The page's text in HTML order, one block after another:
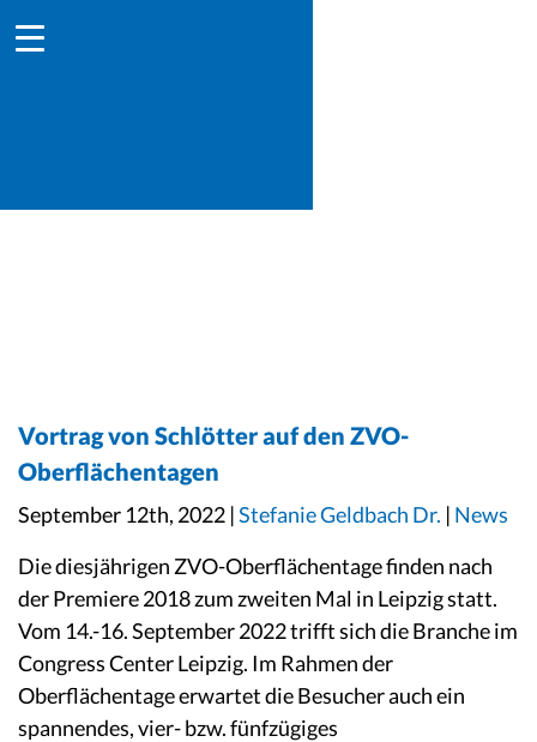
Vortrag von Schlötter auf den ZVO-
Oberflächentagen
September 12th, 2022 |Stefanie Geldbach Dr. | News
Die diesjährigen ZVO-Oberflächentage finden nach
der Premiere 2018 zum zweiten Mal in Leipzig statt.
Vom 14.-16. September 2022 trifft sich die Branche im
Congress Center Leipzig. Im Rahmen der
Oberflächentage erwartet die Besucher auch ein
spannendes, vier- bzw. fünfzügiges